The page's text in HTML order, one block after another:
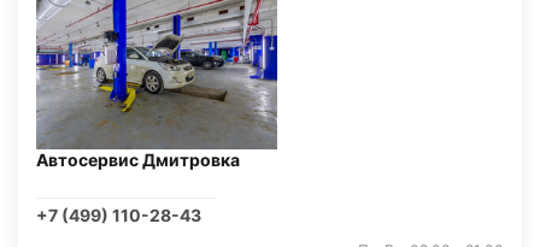
Автосервис Дмитровка
+7 (499) 110-28-43